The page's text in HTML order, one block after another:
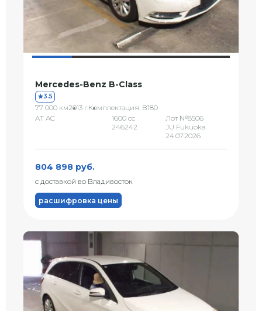
Mercedes-Benz B-Class
3.5
77 000 км2013 г.Комплектация: B180
AT AC
1600 сс
246242
Лот №8506
JU Fukuoka
24.07.2026
804 898 руб.
с доставкой во Владивосток
расшифровка цены